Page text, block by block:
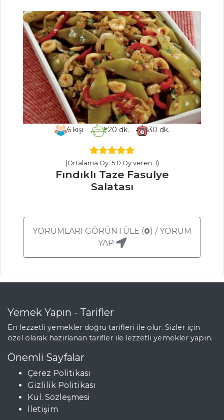
Çavdar Ekmeği
Kasesinde Deniz
Mahsülleri
Limon Soslu
Mezgit Balığı
Balık Yemekleri
Tüm Tarifleri
ETLİ VE TAZE
KEKİKLİ TART
Tarifleri
Ev hanımından
peynirli
maydanozlu kol
böreği tarifi...
Ördek Sirit
Şefler'den enfes
karidesli jambalaya
tarifi
6 kişi 20 dk. 30 dk.
(Ortalama Oy: 5.0 Oy veren: 1)
Fındıklı Taze Fasulye
Salatası
YORUMLARI GÖRÜNTÜLE (0) / YORUM
YAP
Yemek Yapın - Tarifler
En lezzetli yemekler doğru tarifleri ile olur. Sizler için
özel olarak hazırlanan tarifler ile lezzetli yemekler yapın.
Önemli Sayfalar
Çerez Politikası
Gizlilik Politikası
Kul. Sözleşmesi
İletişim